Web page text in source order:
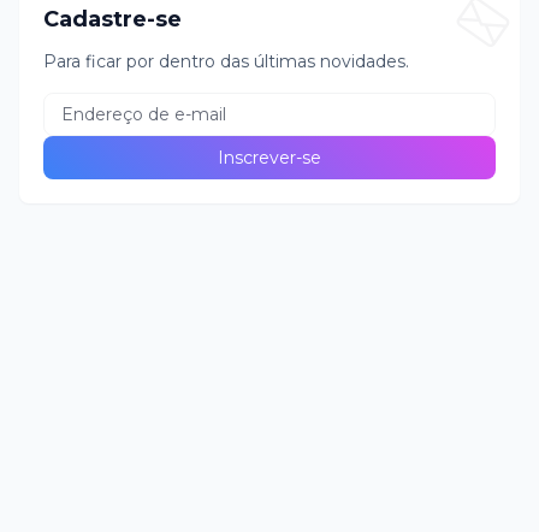
Cadastre-se
Para ficar por dentro das últimas novidades.